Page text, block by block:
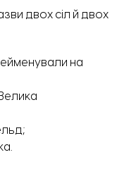
двох сіл й двох
на